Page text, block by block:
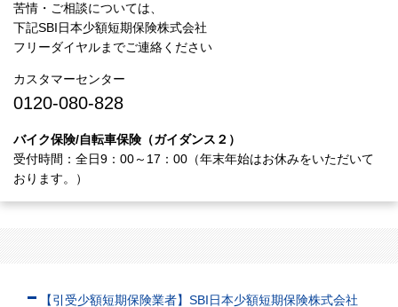
苦情・ご相談については、
下記SBI日本少額短期保険株式会社
フリーダイヤルまでご連絡ください
カスタマーセンター
0120-080-828
バイク保険/自転車保険（ガイダンス２）
受付時間：全日9：00～17：00（年末年始はお休みをいただいて
おります。）
【引受少額短期保険業者】SBI日本少額短期保険株式会社